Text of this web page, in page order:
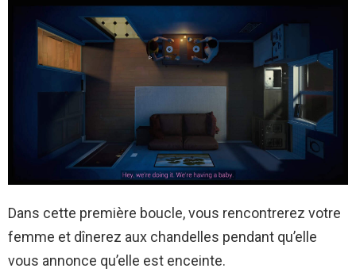
Dans cette première boucle, vous rencontrerez votre
femme et dînerez aux chandelles pendant qu’elle
vous annonce qu’elle est enceinte.